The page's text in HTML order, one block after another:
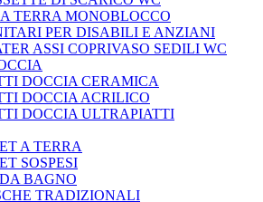
TERRA MONOBLOCCO
PER DISABILI E ANZIANI
ASSI COPRIVASO SEDILI WC
DOCCIA CERAMICA
DOCCIA ACRILICO
DOCCIA ULTRAPIATTI
A TERRA
SOSPESI
BAGNO
TRADIZIONALI